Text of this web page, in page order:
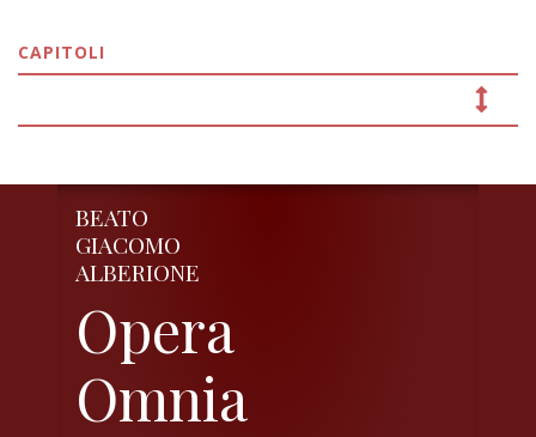
CAPITOLI
BEATO
GIACOMO
ALBERIONE
Opera
Omnia